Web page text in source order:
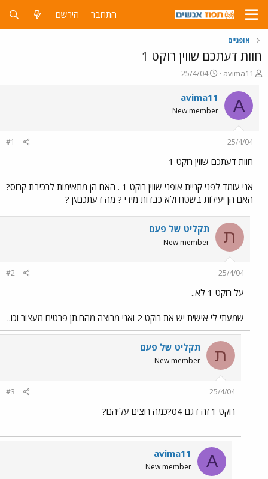
התחבר הירשם
אופניים
חוות דעתכם שווין רוקט 1
פ
ו
ת
ח
ה
ש
א
avima11
פ
ו
ר
ס
ם
ר
25/4/04
A
avima11
New member
25/4/04
#1
חוות דעתכם שווין רוקט 1
אני עומד לפני קניית אופני שווין רוקט 1 . האם הן מתאימות לרכיבת קרוס?
האם הן יעילות בשטח ולא כבדות מידי ? מה דעתכם\ן ?
ת תקליט של פעם
New member
25/4/04
#2
על רוקט 1 לא..
שמעתי לי אישית יש את רוקט 2 ואני מרוצה מהם.תן פרטים מעצור וכו..
ת תקליט של פעם
New member
25/4/04
#3
רוקט 1 זה דגם 04?כמה רוצים עליהם?
A
avima11
New member